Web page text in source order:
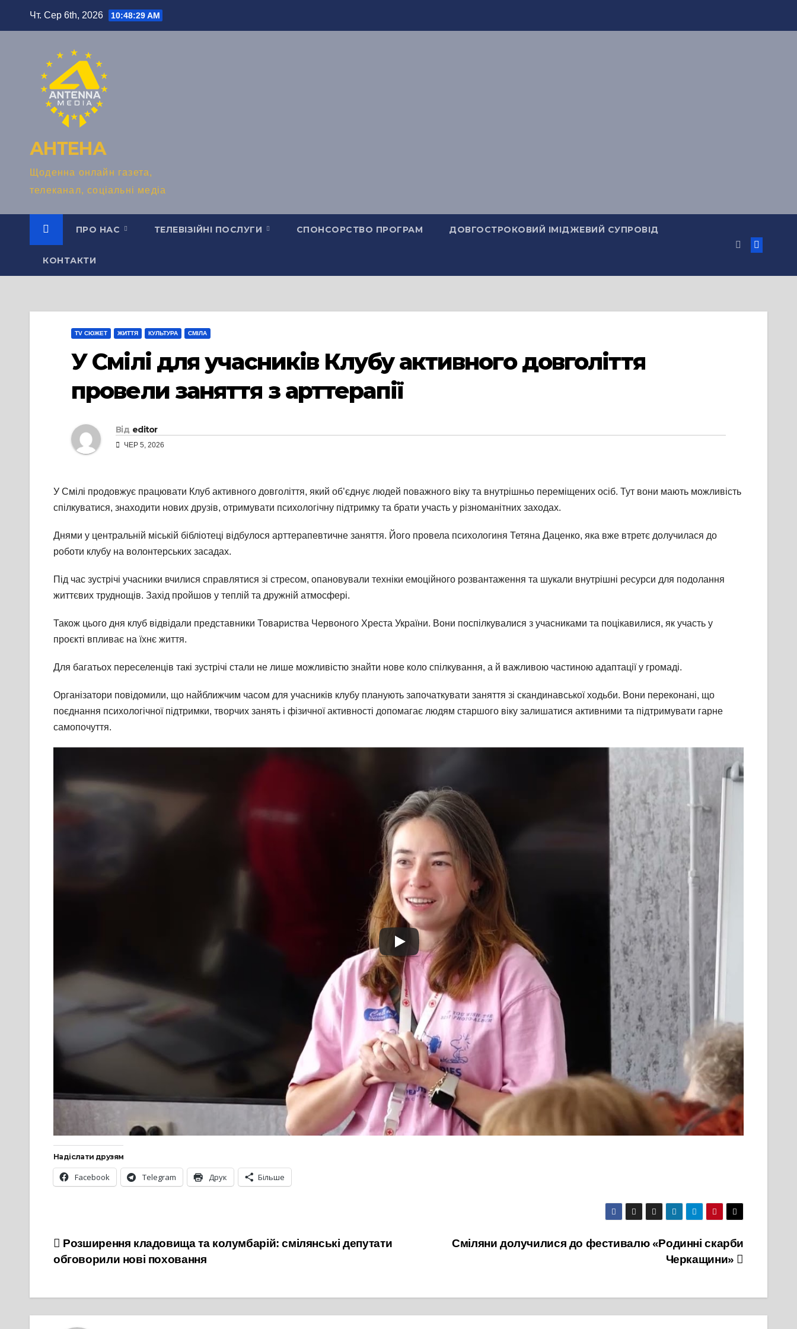
Чт. Сер 6th, 2026 10:48:30 AM
АНТЕНА
Щоденна онлайн газета,
телеканал, соціальні медіа
ПРО НАС ТЕЛЕВІЗІЙНІ ПОСЛУГИ СПОНСОРСТВО ПРОГРАМ ДОВГОСТРОКОВИЙ ІМІДЖЕВИЙ СУПРОВІД
КОНТАКТИ
TV СЮЖЕТ ЖИТТЯ КУЛЬТУРА СМІЛА
У Смілі для учасників Клубу активного довголіття
провели заняття з арттерапії
Від editor
ЧЕР 5, 2026
У Смілі продовжує працювати Клуб активного довголіття, який об’єднує людей поважного віку та внутрішньо переміщених осіб. Тут вони мають можливість
спілкуватися, знаходити нових друзів, отримувати психологічну підтримку та брати участь у різноманітних заходах.
Днями у центральній міській бібліотеці відбулося арттерапевтичне заняття. Його провела психологиня Тетяна Даценко, яка вже втретє долучилася до
роботи клубу на волонтерських засадах.
Під час зустрічі учасники вчилися справлятися зі стресом, опановували техніки емоційного розвантаження та шукали внутрішні ресурси для подолання
життєвих труднощів. Захід пройшов у теплій та дружній атмосфері.
Також цього дня клуб відвідали представники Товариства Червоного Хреста України. Вони поспілкувалися з учасниками та поцікавилися, як участь у
проєкті впливає на їхнє життя.
Для багатьох переселенців такі зустрічі стали не лише можливістю знайти нове коло спілкування, а й важливою частиною адаптації у громаді.
Організатори повідомили, що найближчим часом для учасників клубу планують започаткувати заняття зі скандинавської ходьби. Вони переконані, що
поєднання психологічної підтримки, творчих занять і фізичної активності допомагає людям старшого віку залишатися активними та підтримувати гарне
самопочуття.
Надіслати друзям
Facebook Telegram Друк Більше
Навігація
записів
Сміляни долучилися до фестивалю «Родинні скарби
Черкащини»
Розширення кладовища та колумбарій: смілянські депутати
обговорили нові поховання